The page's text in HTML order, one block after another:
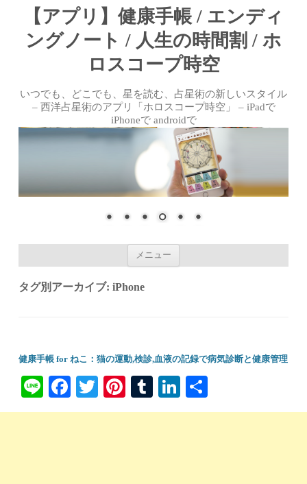
【アプリ】健康手帳 / エンディ
ングノート / 人生の時間割 / ホ
ロスコープ時空
いつでも、どこでも、星を読む、占星術の新しいスタイル
– 西洋占星術のアプリ「ホロスコープ時空」 – iPadで
iPhoneで androidで
メニュー
タグ別アーカイブ:iPhone
健康手帳 for ねこ：猫の運動,検診,血液の記録で病気診断と健康管理
Li
ne
Fa
ce
T
wi
Pi
nt
T
u
Li
nk 有